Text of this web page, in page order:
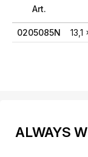
Art.
0205085N 13,1
ALWAYS